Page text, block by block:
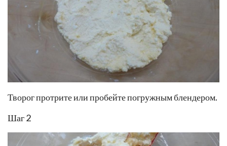
Творог протрите или пробейте погружным блендером.
Шаг 2